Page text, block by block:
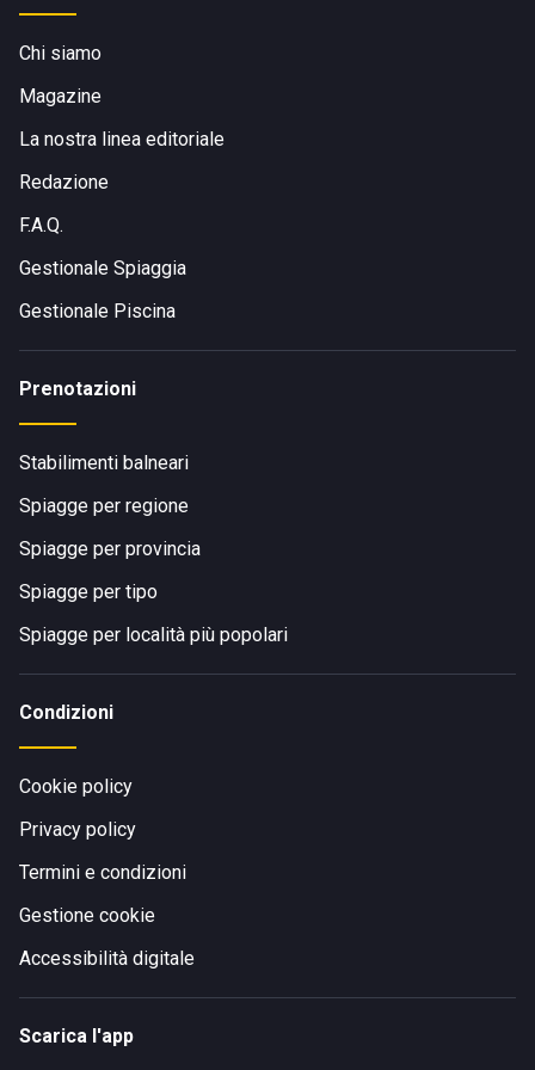
attraversando una pineta di Pino d’Aleppo e macchia
mediterranea, offrendo un ingresso naturale e suggestivo
verso la spiaggia.
Chi siamo
Magazine
La nostra linea editoriale
Redazione
F.A.Q.
Gestionale Spiaggia
Gestionale Piscina
Prenotazioni
Stabilimenti balneari
Spiagge per regione
Spiagge per provincia
Spiagge per tipo
Spiagge per località più popolari
Condizioni
Cookie policy
Privacy policy
Termini e condizioni
Gestione cookie
Accessibilità digitale
Scarica l'app